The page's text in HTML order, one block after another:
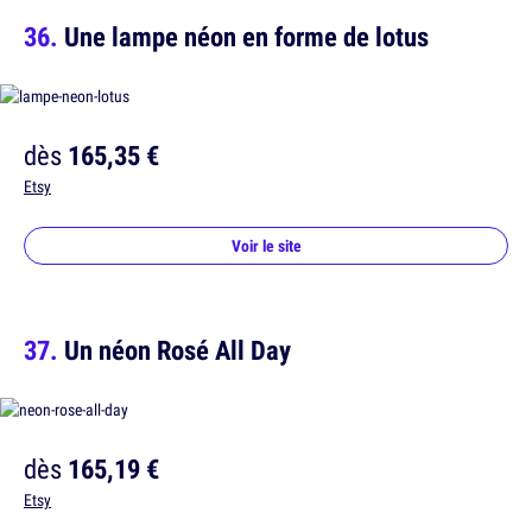
Une lampe néon en forme de lotus
dès165,35 €
Etsy
Voir le site
Un néon Rosé All Day
dès165,19 €
Etsy